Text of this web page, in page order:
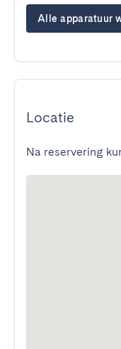
Alle apparatuur
Locatie
Na reservering